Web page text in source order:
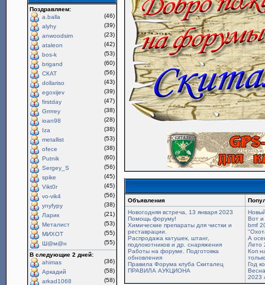
Поздравляем:
a.balla
(46)
alyhy
(39)
anwoodsim
(23)
ataleon
(42)
bos-k
(53)
brigand
(60)
СКАТ
(56)
dollariso
(43)
egoxijev
(39)
firstday
(47)
Grrrrey
(38)
ioan98
(28)
Iza
(38)
metallist
(53)
ofece
(38)
Putnik
(60)
Sergey_S
(56)
spike
(45)
Vikt0r
(45)
vo-vik4
(56)
ynyfypy
(38)
Ларик
(21)
Металист
(53)
МИХОТ
(55)
Ш@м@н
(55)
В следующие 2 дней:
ahimas
(36)
Аркадий
(58)
arkad1068
(58)
Объявления
Новогодняя встреча, 13 января 2023
Помощь форуму!
Химические препараты для чистки и
реставрации.
Распродажа катушек, штанг,
подлокотников и др. снаряжения
Работы на форуме. Подготовка
обновления
Правила Форума клуба Скиталец
ПРАВИЛА АУКЦИОНА
Вот и
bmf
А
Лето
Коп
Год
2023